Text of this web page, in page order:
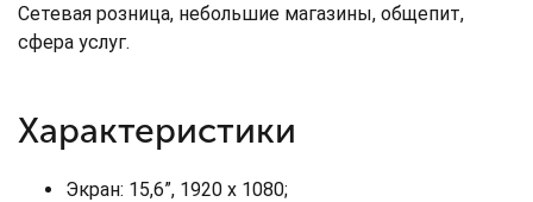
Сетевая розница, небольшие магазины, общепит,
сфера услуг.
Характеристики
Экран: 15,6”, 1920 x 1080;